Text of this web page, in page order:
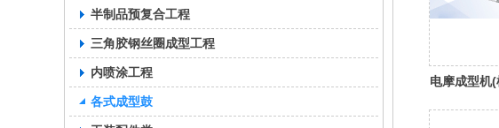
半制品预复合工程
三角胶钢丝圈成型工程
内喷涂工程
各式成型鼓
电摩成型机